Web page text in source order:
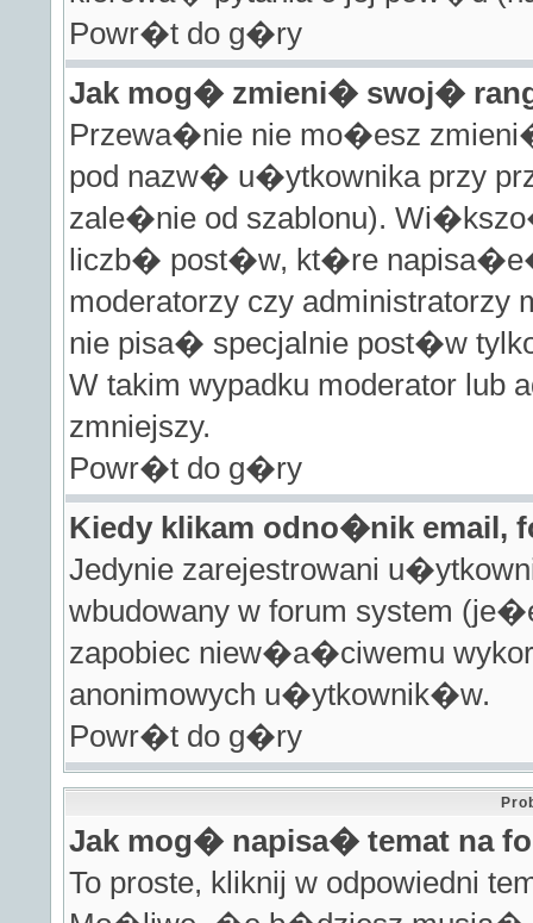
Powr�t do g�ry
Jak mog� zmieni� swoj�
Przewa�nie nie mo�esz
pod nazw� u�ytkownika przy
zale�nie od szablonu).
liczb� post�w, kt�re
moderatorzy czy
nie pisa� specjalnie post�w
W takim wypadku moderator
zmniejszy.
Powr�t do g�ry
Kiedy klikam odno�nik email,
Jedynie zarejestrowani
wbudowany w forum system
zapobiec niew�a�ciwemu
anonimowych u�ytkownik�w.
Powr�t do g�ry
Jak mog� napisa� temat na
To proste, kliknij w odpowiedni